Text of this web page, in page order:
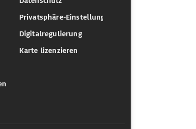
Privatsphäre-Einstellungen
Digitalregulierung
Karte lizenzieren